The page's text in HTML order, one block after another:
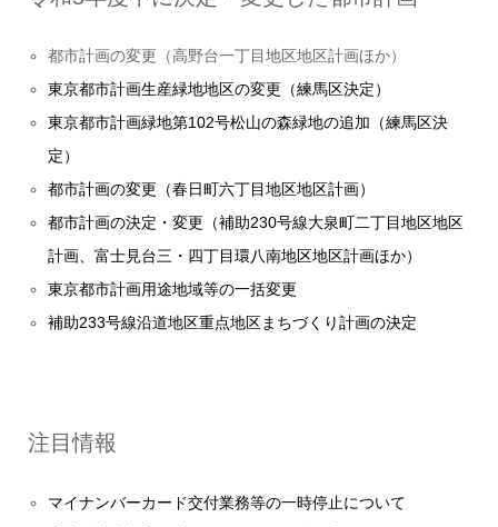
都市計画の変更（高野台一丁目地区地区計画ほか）
東京都市計画生産緑地地区の変更（練馬区決定）
東京都市計画緑地第102号松山の森緑地の追加（練馬区決
定）
都市計画の変更（春日町六丁目地区地区計画）
都市計画の決定・変更（補助230号線大泉町二丁目地区地区
計画、富士見台三・四丁目環八南地区地区計画ほか）
東京都市計画用途地域等の一括変更
補助233号線沿道地区重点地区まちづくり計画の決定
注目情報
マイナンバーカード交付業務等の一時停止について